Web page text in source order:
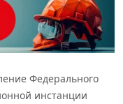
Федерального
инстанции